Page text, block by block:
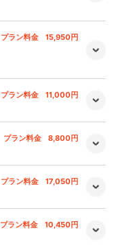
プラン料金 15,950円
プラン料金 11,000円
プラン料金 8,800円
プラン料金 17,050円
プラン料金 10,450円